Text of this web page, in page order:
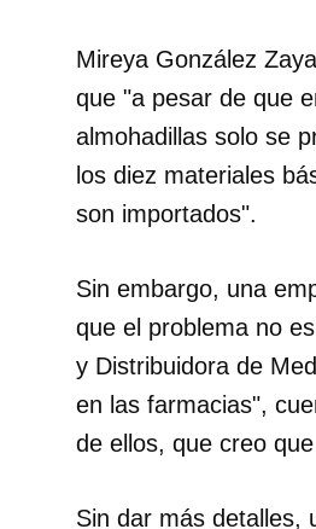
Mireya González
que "a pesar de que
almohadillas solo se
los diez materiales
son importados".
Sin embargo, una
que el problema no
y Distribuidora de
en las farmacias",
de ellos, que creo
Sin dar más detalles,